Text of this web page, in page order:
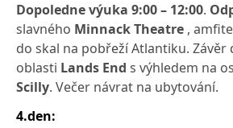
Dopoledne výuka 9:00 – 12:00.
slavného Minnack Theatre ,
do skal na pobřeží Atlantiku.
oblasti Lands End s výhledem na
Scilly. Večer návrat na ubytování.
4.den: